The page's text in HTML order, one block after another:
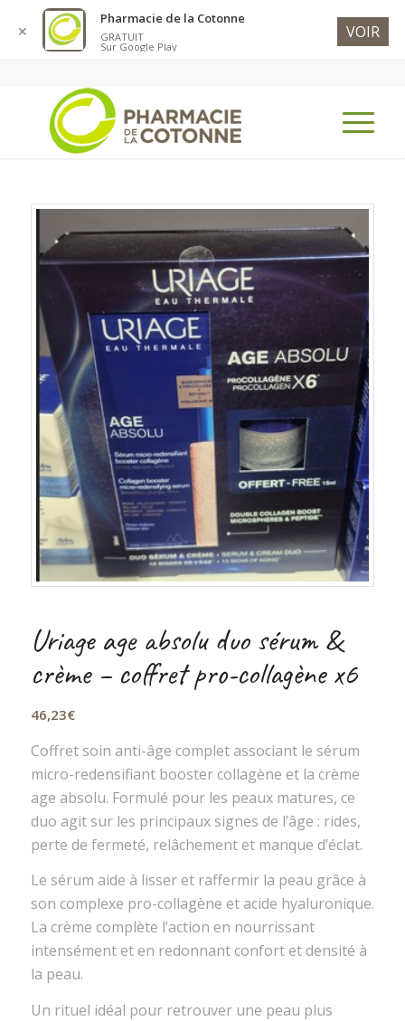
Uriage age absolu duo sérum &
crème – coffret pro-collagène x6
46,23€
Coffret soin anti-âge complet associant le sérum
micro-redensifiant booster collagène et la crème
age absolu. Formulé pour les peaux matures, ce
duo agit sur les principaux signes de l’âge : rides,
perte de fermeté, relâchement et manque d’éclat.
Le sérum aide à lisser et raffermir la peau grâce à
son complexe pro-collagène et acide hyaluronique.
La crème complète l’action en nourrissant
intensément et en redonnant confort et densité à
la peau.
Un rituel idéal pour retrouver une peau plus
✕
Pharmacie de la Cotonne
GRATUIT
Sur Google Play
VOIR